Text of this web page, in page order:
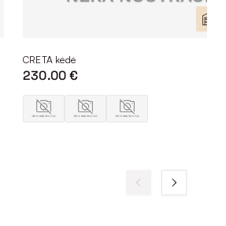
CRETA kėdė
230.00 €